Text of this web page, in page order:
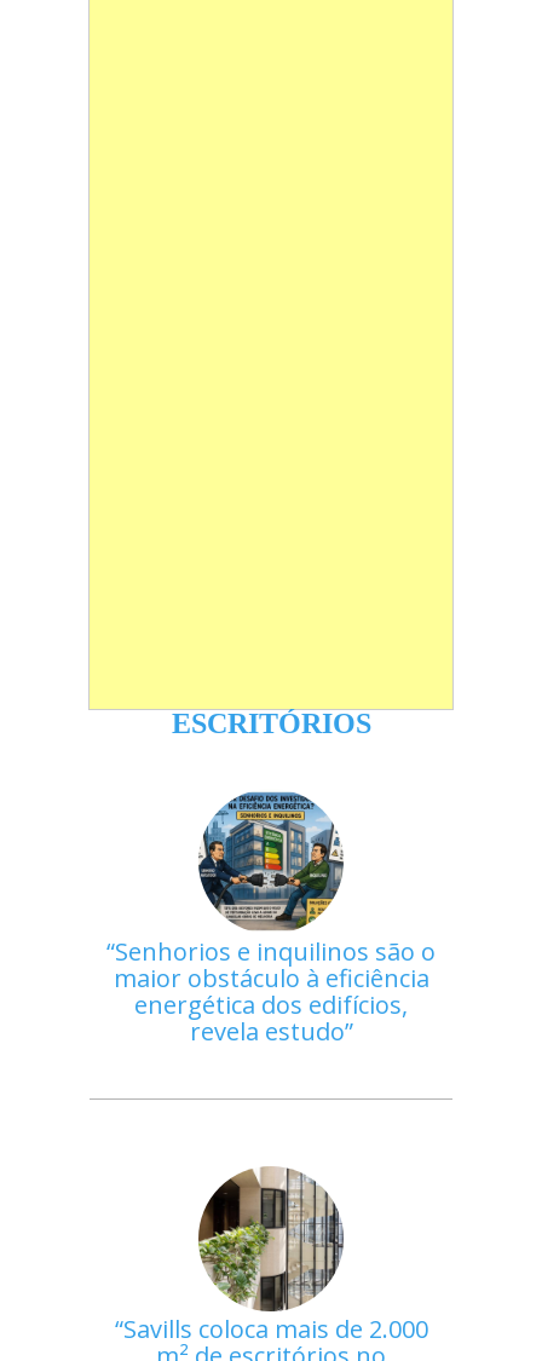
ESCRITÓRIOS
Senhorios e inquilinos são o
maior obstáculo à eficiência
energética dos edifícios,
revela estudo
Savills coloca mais de 2.000